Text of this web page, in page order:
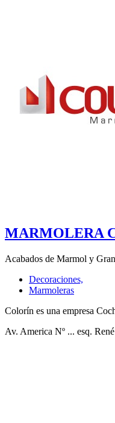
MARMOLERA
Acabados de Marmol y
Decoraciones,
Marmoleras
Colorín es una empresa
Av. America Nº ... esq.